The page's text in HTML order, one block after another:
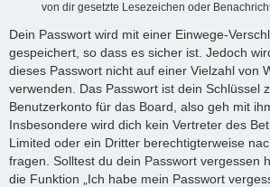
von dir gesetzte Lesezeichen oder
Dein Passwort wird mit einer Einwege-
gespeichert, so dass es sicher ist. Jedoch
dieses Passwort nicht auf einer Vielzahl von
verwenden. Das Passwort ist dein Schlüssel
Benutzerkonto für das Board, also geh mit
Insbesondere wird dich kein Vertreter des
Limited oder ein Dritter berechtigterweise
fragen. Solltest du dein Passwort vergessen
die Funktion „Ich habe mein Passwort